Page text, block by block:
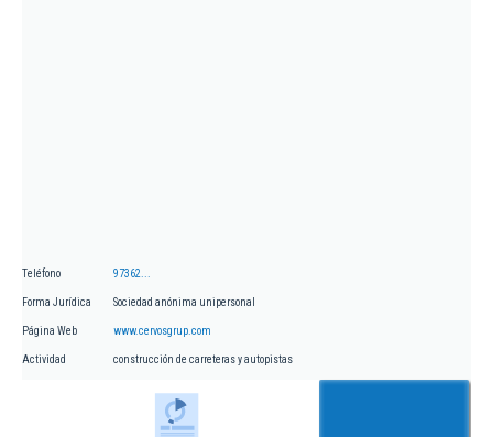
Teléfono 97362...
Forma Jurídica Sociedad anónima unipersonal
Página Web www.cervosgrup.com
Actividad construcción de carreteras y autopistas